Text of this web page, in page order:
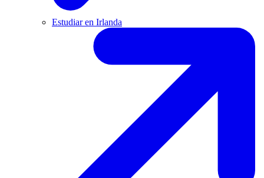
Estudiar en Irlanda